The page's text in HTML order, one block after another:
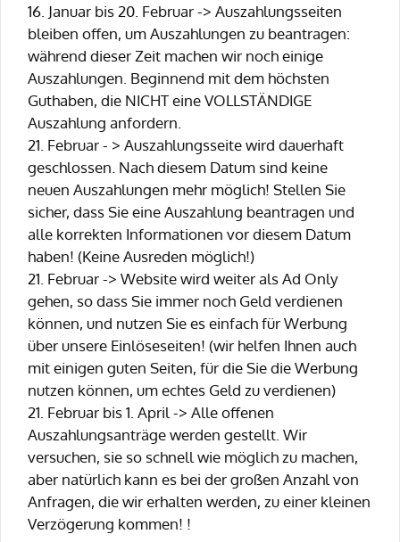
16. Januar bis 20. Februar -> Auszahlungsseiten
bleiben offen, um Auszahlungen zu beantragen:
während dieser Zeit machen wir noch einige
Auszahlungen. Beginnend mit dem höchsten
Guthaben, die NICHT eine VOLLSTÄNDIGE
Auszahlung anfordern.
21. Februar - > Auszahlungsseite wird dauerhaft
geschlossen. Nach diesem Datum sind keine
neuen Auszahlungen mehr möglich! Stellen Sie
sicher, dass Sie eine Auszahlung beantragen und
alle korrekten Informationen vor diesem Datum
haben! (Keine Ausreden möglich!)
21. Februar -> Website wird weiter als Ad Only
gehen, so dass Sie immer noch Geld verdienen
können, und nutzen Sie es einfach für Werbung
über unsere Einlöseseiten! (wir helfen Ihnen auch
mit einigen guten Seiten, für die Sie die Werbung
nutzen können, um echtes Geld zu verdienen)
21. Februar bis 1. April -> Alle offenen
Auszahlungsanträge werden gestellt. Wir
versuchen, sie so schnell wie möglich zu machen,
aber natürlich kann es bei der großen Anzahl von
Anfragen, die wir erhalten werden, zu einer kleinen
Verzögerung kommen! !